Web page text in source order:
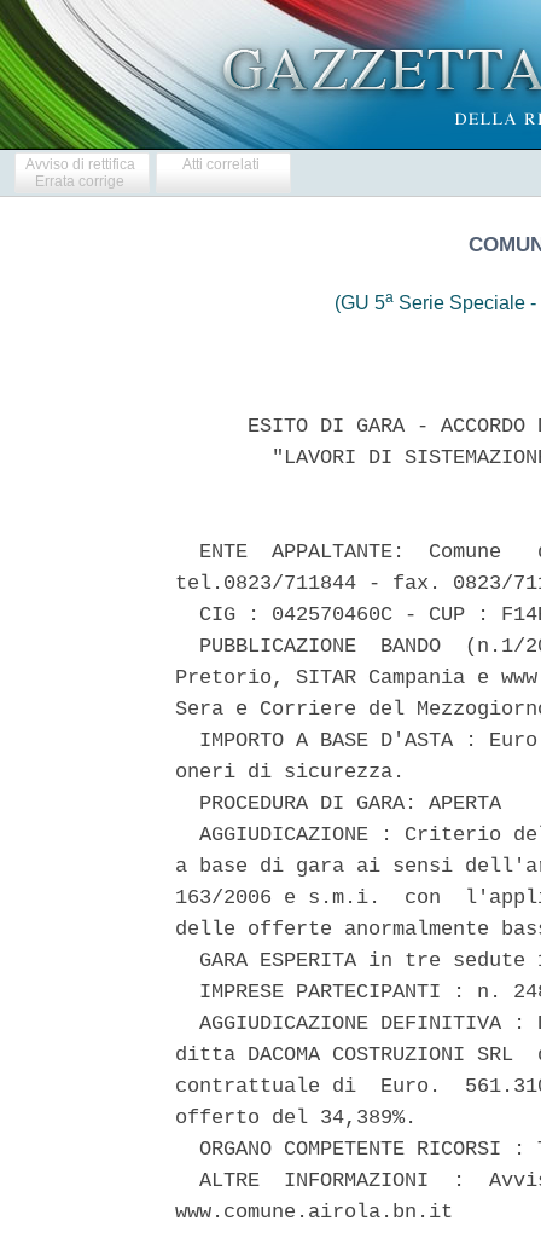
Avviso di rettifica
Errata corrige
Atti correlati
(GU 5aSerie Speciale -
ESITO DI GARA -
"LAVORI DI
ENTE  APPALTANTE:  Comune
tel.0823/711844 - fax. 0823/
CIG : 042570460C - CUP :
PUBBLICAZIONE  BANDO  (n.1/
Pretorio, SITAR Campania e
Sera e Corriere del
IMPORTO A BASE D'ASTA :
oneri di sicurezza.
  PROCEDURA DI GARA: APERTA
AGGIUDICAZIONE : Criterio
a base di gara ai sensi
163/2006 e s.m.i.  con
delle offerte anormalmente
GARA ESPERITA in tre
IMPRESE PARTECIPANTI : n.
AGGIUDICAZIONE DEFINITIVA :
ditta DACOMA COSTRUZIONI
contrattuale di  Euro.
offerto del 34,389%.
ORGANO COMPETENTE RICORSI
ALTRE  INFORMAZIONI  :
www.comune.airola.bn.it